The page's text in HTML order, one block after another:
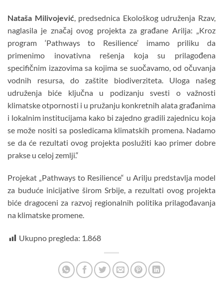
Nataša Milivojević , predsednica Ekološkog udruženja Rzav,
naglasila je značaj ovog projekta za građane Arilja: „Kroz
program ‘Pathways to Resilience’ imamo priliku da
primenimo inovativna rešenja koja su prilagođena
specifičnim izazovima sa kojima se suočavamo, od očuvanja
vodnih resursa, do zaštite biodiverziteta. Uloga našeg
udruženja biće ključna u podizanju svesti o važnosti
klimatske otpornosti i u pružanju konkretnih alata građanima
i lokalnim institucijama kako bi zajedno gradili zajednicu koja
se može nositi sa posledicama klimatskih promena. Nadamo
se da će rezultati ovog projekta poslužiti kao primer dobre
prakse u celoj zemlji.“
Projekat „Pathways to Resilience“ u Arilju predstavlja model
za buduće inicijative širom Srbije, a rezultati ovog projekta
biće dragoceni za razvoj regionalnih politika prilagođavanja
na klimatske promene.
Ukupno pregleda: 1.868